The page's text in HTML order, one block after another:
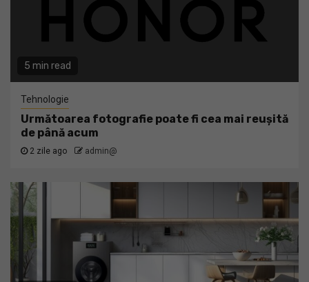
5 min read
Tehnologie
Următoarea fotografie poate fi cea mai reușită
de până acum
2 zile ago admin@